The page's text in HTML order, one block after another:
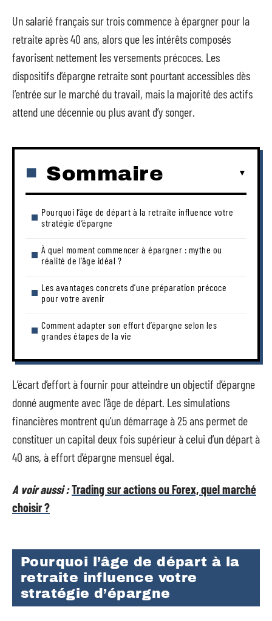
Un salarié français sur trois commence à épargner pour la
retraite après 40 ans, alors que les intérêts composés
favorisent nettement les versements précoces. Les
dispositifs d’épargne retraite sont pourtant accessibles dès
l’entrée sur le marché du travail, mais la majorité des actifs
attend une décennie ou plus avant d’y songer.
Sommaire
Pourquoi l’âge de départ à la retraite influence votre
stratégie d’épargne
À quel moment commencer à épargner : mythe ou
réalité de l’âge idéal ?
Les avantages concrets d’une préparation précoce
pour votre avenir
Comment adapter son effort d’épargne selon les
grandes étapes de la vie
L’écart d’effort à fournir pour atteindre un objectif d’épargne
donné augmente avec l’âge de départ. Les simulations
financières montrent qu’un démarrage à 25 ans permet de
constituer un capital deux fois supérieur à celui d’un départ à
40 ans, à effort d’épargne mensuel égal.
A voir aussi :Trading sur actions ou Forex, quel marché
choisir ?
Pourquoi l’âge de départ à la
retraite influence votre
stratégie d’épargne